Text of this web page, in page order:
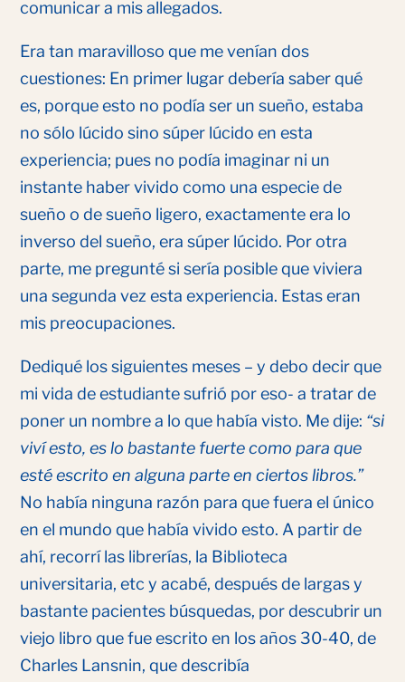
comunicar a mis allegados.
Era tan maravilloso que me venían dos
cuestiones: En primer lugar debería saber qué
es, porque esto no podía ser un sueño, estaba
no sólo lúcido sino súper lúcido en esta
experiencia; pues no podía imaginar ni un
instante haber vivido como una especie de
sueño o de sueño ligero, exactamente era lo
inverso del sueño, era súper lúcido. Por otra
parte, me pregunté si sería posible que viviera
una segunda vez esta experiencia. Estas eran
mis preocupaciones.
Dediqué los siguientes meses – y debo decir que
mi vida de estudiante sufrió por eso- a tratar de
poner un nombre a lo que había visto. Me dije: “si
viví esto, es lo bastante fuerte como para que
esté escrito en alguna parte en ciertos libros.”
No había ninguna razón para que fuera el único
en el mundo que había vivido esto. A partir de
ahí, recorrí las librerías, la Biblioteca
universitaria, etc y acabé, después de largas y
bastante pacientes búsquedas, por descubrir un
viejo libro que fue escrito en los años 30-40, de
Charles Lansnin, que describía